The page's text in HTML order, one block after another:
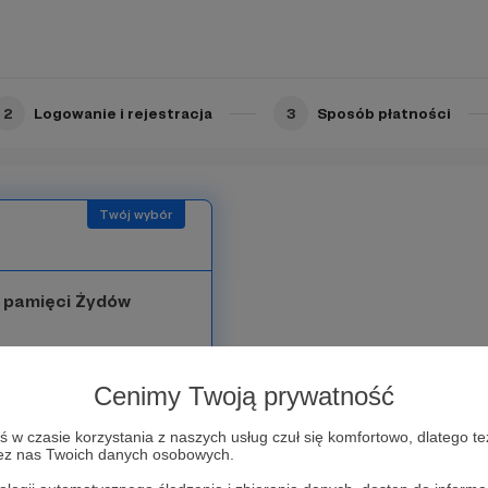
Cenimy Twoją prywatność
w czasie korzystania z naszych usług czuł się komfortowo, dlatego
nas Twoich danych osobowych.
2 Logowanie i rejestracja 3 Sposób płatności
Żydów
wesprzeć konkretny
polskim „Księgi pamięci
źródeł do historii